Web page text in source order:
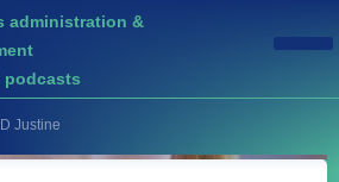
administration &
podcasts
Justine